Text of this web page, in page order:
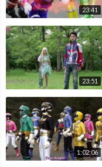
23:41
23:51
1:02:06